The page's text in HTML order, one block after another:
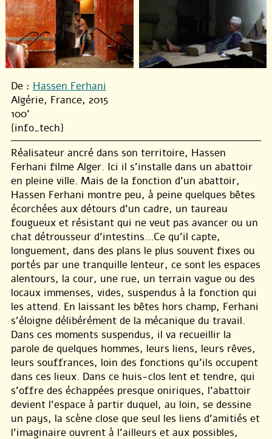
De : Hassen Ferhani
Algérie, France, 2015
100'
{info_tech}
Réalisateur ancré dans son territoire, Hassen
Ferhani filme Alger. Ici il s’installe dans un abattoir
en pleine ville. Mais de la fonction d’un abattoir,
Hassen Ferhani montre peu, à peine quelques bêtes
écorchées aux détours d’un cadre, un taureau
fougueux et résistant qui ne veut pas avancer ou un
chat détrousseur d’intestins...Ce qu’il capte,
longuement, dans des plans le plus souvent fixes ou
portés par une tranquille lenteur, ce sont les espaces
alentours, la cour, une rue, un terrain vague ou des
locaux immenses, vides, suspendus à la fonction qui
les attend. En laissant les bêtes hors champ, Ferhani
s’éloigne délibérément de la mécanique du travail.
Dans ces moments suspendus, il va recueillir la
parole de quelques hommes, leurs liens, leurs rêves,
leurs souffrances, loin des fonctions qu’ils occupent
dans ces lieux. Dans ce huis-clos lent et tendre, qui
s’offre des échappées presque oniriques, l’abattoir
devient l’espace à partir duquel, au loin, se dessine
un pays, la scène close que seul les liens d’amitiés et
l’imaginaire ouvrent à l’ailleurs et aux possibles,